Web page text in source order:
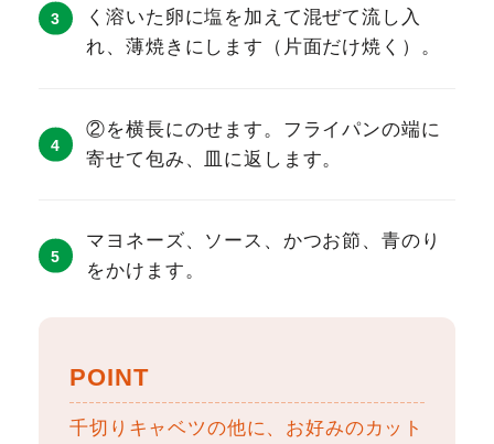
く溶いた卵に塩を加えて混ぜて流し入
れ、薄焼きにします（片面だけ焼く）。
②を横長にのせます。フライパンの端に
寄せて包み、皿に返します。
マヨネーズ、ソース、かつお節、青のり
をかけます。
POINT
千切りキャベツの他に、お好みのカット